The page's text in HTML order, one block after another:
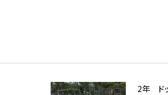
2年 ド